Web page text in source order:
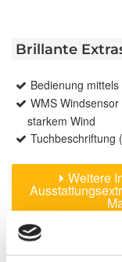
Brillante
Bedienung
WMS
starkem Wind
Tuchbeschriftung
Weitere